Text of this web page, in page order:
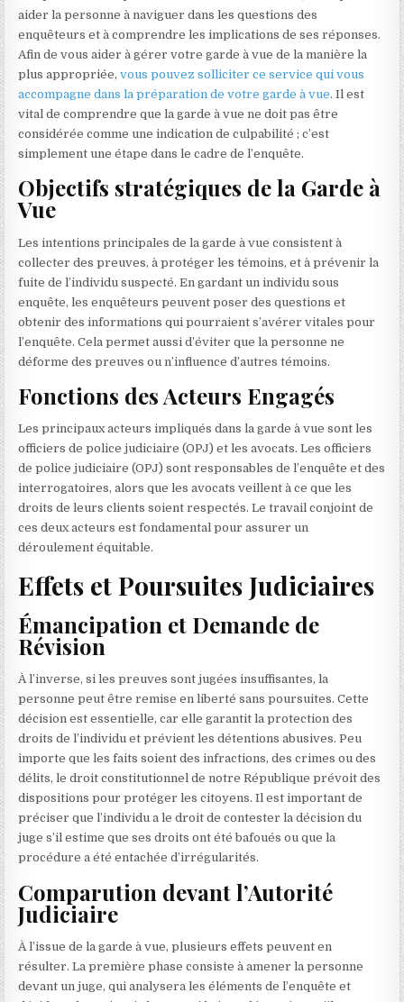
aider la personne à naviguer dans les questions des
enquêteurs et à comprendre les implications de ses réponses.
Afin de vous aider à gérer votre garde à vue de la manière la
plus appropriée,vous pouvez solliciter ce service qui vous
accompagne dans la préparation de votre garde à vue. Il est
vital de comprendre que la garde à vue ne doit pas être
considérée comme une indication de culpabilité ; c’est
simplement une étape dans le cadre de l’enquête.
Objectifs stratégiques de la Garde à
Vue
Les intentions principales de la garde à vue consistent à
collecter des preuves, à protéger les témoins, et à prévenir la
fuite de l’individu suspecté. En gardant un individu sous
enquête, les enquêteurs peuvent poser des questions et
obtenir des informations qui pourraient s’avérer vitales pour
l’enquête. Cela permet aussi d’éviter que la personne ne
déforme des preuves ou n’influence d’autres témoins.
Fonctions des Acteurs Engagés
Les principaux acteurs impliqués dans la garde à vue sont les
officiers de police judiciaire (OPJ) et les avocats. Les officiers
de police judiciaire (OPJ) sont responsables de l’enquête et des
interrogatoires, alors que les avocats veillent à ce que les
droits de leurs clients soient respectés. Le travail conjoint de
ces deux acteurs est fondamental pour assurer un
déroulement équitable.
Effets et Poursuites Judiciaires
Émancipation et Demande de
Révision
À l’inverse, si les preuves sont jugées insuffisantes, la
personne peut être remise en liberté sans poursuites. Cette
décision est essentielle, car elle garantit la protection des
droits de l’individu et prévient les détentions abusives. Peu
importe que les faits soient des infractions, des crimes ou des
délits, le droit constitutionnel de notre République prévoit des
dispositions pour protéger les citoyens. Il est important de
préciser que l’individu a le droit de contester la décision du
juge s’il estime que ses droits ont été bafoués ou que la
procédure a été entachée d’irrégularités.
Comparution devant l’Autorité
Judiciaire
À l’issue de la garde à vue, plusieurs effets peuvent en
résulter. La première phase consiste à amener la personne
devant un juge, qui analysera les éléments de l’enquête et